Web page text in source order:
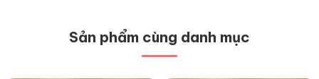
Sản phẩm cùng danh mục